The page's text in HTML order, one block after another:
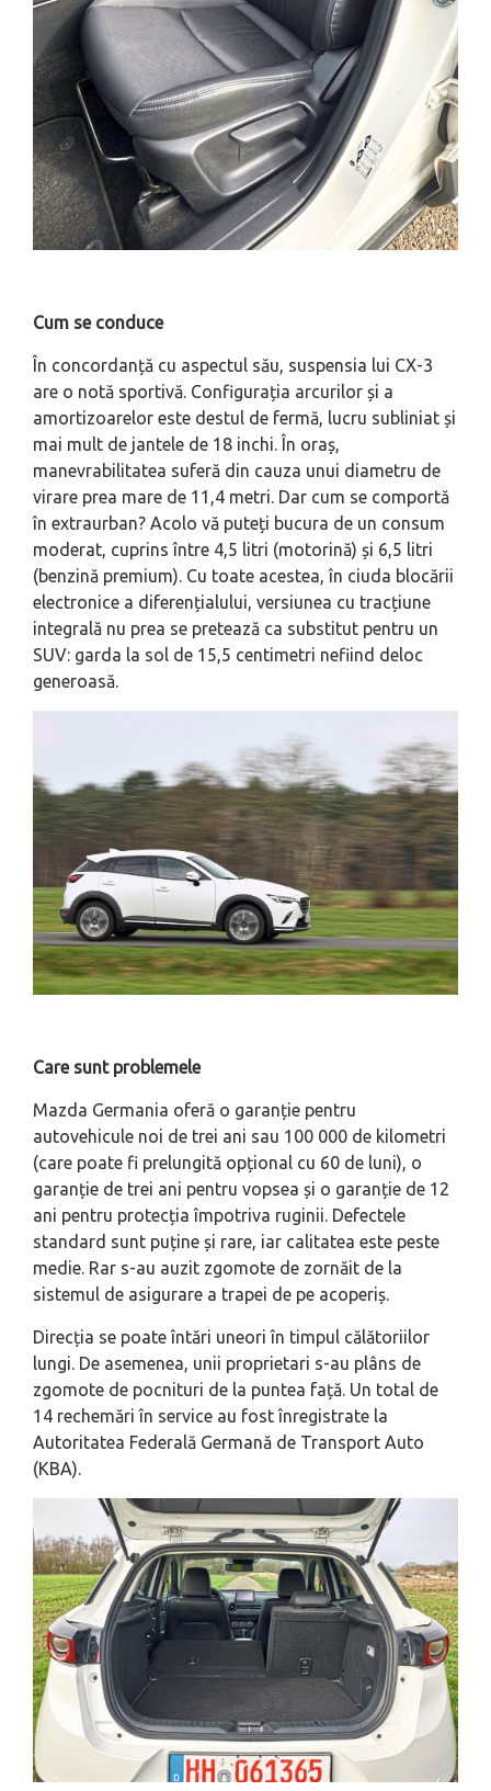
Cum se conduce
În concordanță cu aspectul său, suspensia lui CX-3
are o notă sportivă. Configurația arcurilor și a
amortizoarelor este destul de fermă, lucru subliniat și
mai mult de jantele de 18 inchi. În oraș,
manevrabilitatea suferă din cauza unui diametru de
virare prea mare de 11,4 metri. Dar cum se comportă
în extraurban? Acolo vă puteți bucura de un consum
moderat, cuprins între 4,5 litri (motorină) și 6,5 litri
(benzină premium). Cu toate acestea, în ciuda blocării
electronice a diferențialului, versiunea cu tracțiune
integrală nu prea se pretează ca substitut pentru un
SUV: garda la sol de 15,5 centimetri nefiind deloc
generoasă.
Care sunt problemele
Mazda Germania oferă o garanție pentru
autovehicule noi de trei ani sau 100 000 de kilometri
(care poate fi prelungită opțional cu 60 de luni), o
garanție de trei ani pentru vopsea și o garanție de 12
ani pentru protecția împotriva ruginii. Defectele
standard sunt puține și rare, iar calitatea este peste
medie. Rar s-au auzit zgomote de zornăit de la
sistemul de asigurare a trapei de pe acoperiș.
Direcția se poate întări uneori în timpul călătoriilor
lungi. De asemenea, unii proprietari s-au plâns de
zgomote de pocnituri de la puntea față. Un total de
14 rechemări în service au fost înregistrate la
Autoritatea Federală Germană de Transport Auto
(KBA).